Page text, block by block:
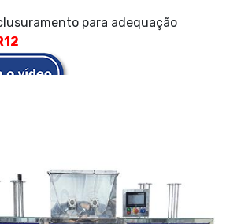
para adequação